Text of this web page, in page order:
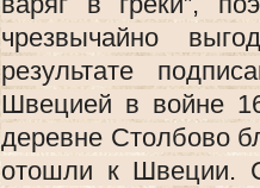
чрезвычайно
результате
Швецией в войне
деревне Столбово
отошли к Швеции.